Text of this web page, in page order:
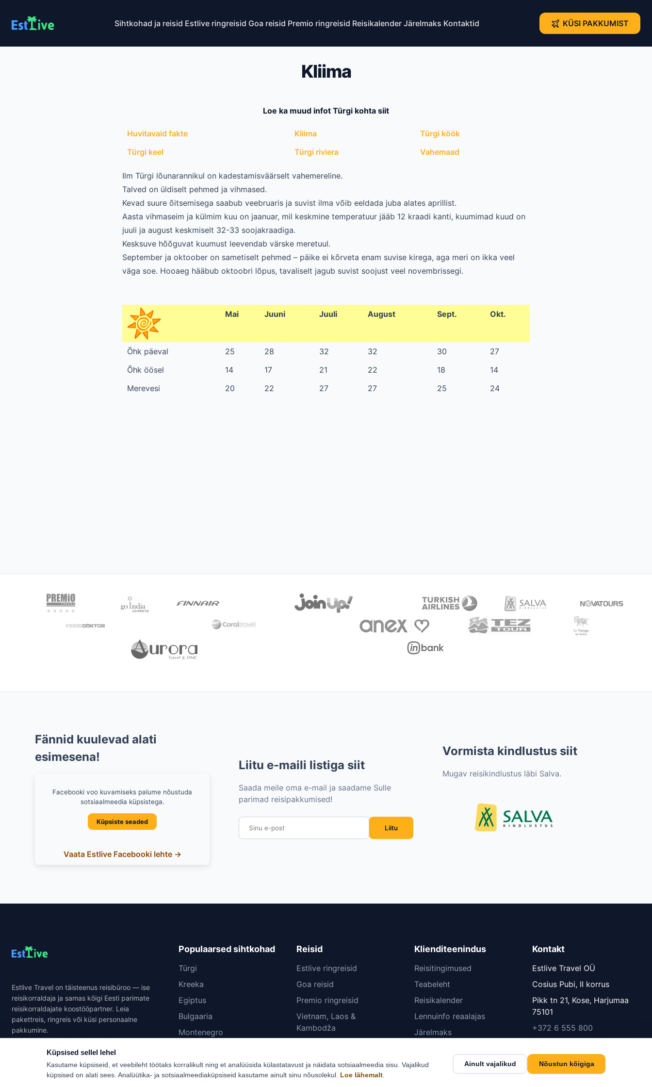
Sihtkohad ja reisid Estlive ringreisid Goa reisid Premio ringreisid Reisikalender Järelmaks Kontaktid KÜSI PAKKUMIST
Kliima
Loe ka muud infot Türgi kohta siit
Huvitavaid fakte Kliima
Türgi köök
Türgi keel
Türgi riviera Vahemaad
Ilm Türgi lõunarannikul on kadestamisväärselt vahemereline.
Talved on üldiselt pehmed ja vihmased.
Kevad suure õitsemisega saabub veebruaris ja suvist ilma võib eeldada juba alates aprillist.
Aasta vihmaseim ja külmim kuu on jaanuar, mil keskmine temperatuur jääb 12 kraadi kanti, kuumimad kuud on
juuli ja august keskmiselt 32-33 soojakraadiga.
Kesksuve hõõguvat kuumust leevendab värske meretuul.
September ja oktoober on sametiselt pehmed – päike ei kõrveta enam suvise kirega, aga meri on ikka veel
väga soe. Hooaeg hääbub oktoobri lõpus, tavaliselt jagub suvist soojust veel novembrissegi.
Mai Juuni Juuli August Sept. Okt.
Õhk päeval 25 28 32 32 30
27
Õhk öösel
14 17 21 22 18
14
Merevesi
20 22 27 27 25 24
Fännid kuulevad alati
esimesena!
Facebooki voo kuvamiseks palume nõustuda
sotsiaalmeedia küpsistega.
Küpsiste seaded
Vaata Estlive Facebooki lehte →
Liitu e-maili listiga siit
Saada meile oma e-mail ja saadame Sulle
parimad reisipakkumised!
Liitu
Vormista kindlustus siit
Mugav reisikindlustus läbi Salva.
Estlive Travel on täisteenus reisibüroo — ise
reisikorraldaja ja samas kõigi Eesti parimate
reisikorraldajate koostööpartner. Leia
pakettreis, ringreis või küsi personaalne
pakkumine.
Populaarsed sihtkohad
Türgi
Kreeka
Egiptus
Bulgaaria
Montenegro
Reisid
Estlive ringreisid
Goa reisid
Premio ringreisid
Vietnam, Laos &
Kambodža
Nepali ringreis
Klienditeenindus
Reisitingimused
Teabeleht
Reisikalender
Lennuinfo reaalajas
Järelmaks
Kontaktid
Kontakt
Estlive Travel OÜ
Cosius Pubi, II korrus
Pikk tn 21, Kose, Harjumaa
75101
+372 6 555 800
Kontaktid →
Küpsised sellel lehel
Kasutame küpsiseid, et veebileht töötaks korralikult ning et analüüsida külastatavust ja näidata sotsiaalmeedia sisu. Vajalikud
küpsised on alati sees. Analüütika- ja sotsiaalmeediaküpsiseid kasutame ainult sinu nõusolekul. Loe lähemalt.
Ainult vajalikud Nõustun kõigiga